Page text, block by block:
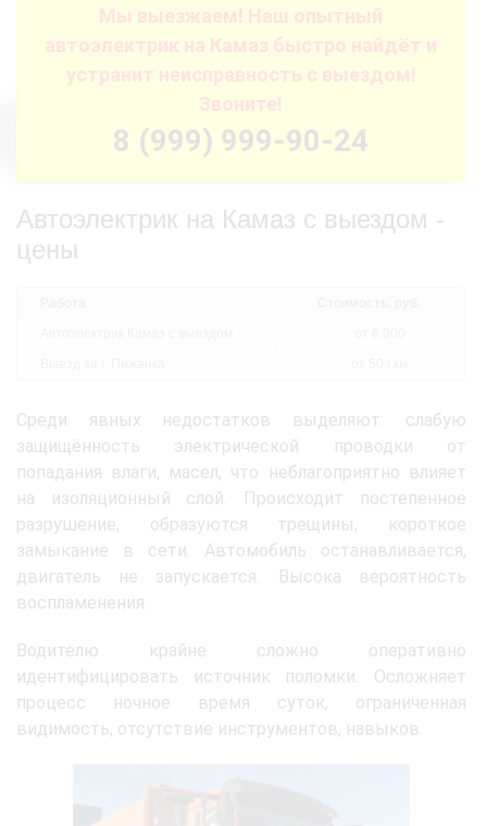
Мы выезжаем! Наш опытный
автоэлектрик на Камаз быстро найдёт и
устранит неисправность с выездом!
Звоните!
8 (999) 999-90-24
Автоэлектрик на Камаз с выездом -
цены
Среди явных недостатков выделяют: слабую
защищённость электрической проводки от
попадания влаги, масел, что неблагоприятно влияет
на изоляционный слой. Происходит постепенное
разрушение, образуются трещины, короткое
замыкание в сети. Автомобиль останавливается,
двигатель не запускается. Высока вероятность
воспламенения.
Водителю крайне сложно оперативно
идентифицировать источник поломки. Осложняет
процесс ночное время суток, ограниченная
видимость, отсутствие инструментов, навыков.